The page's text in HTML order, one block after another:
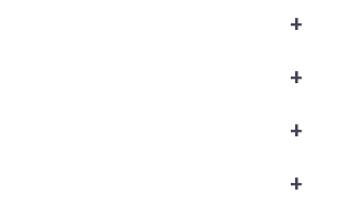
+
+
+
+